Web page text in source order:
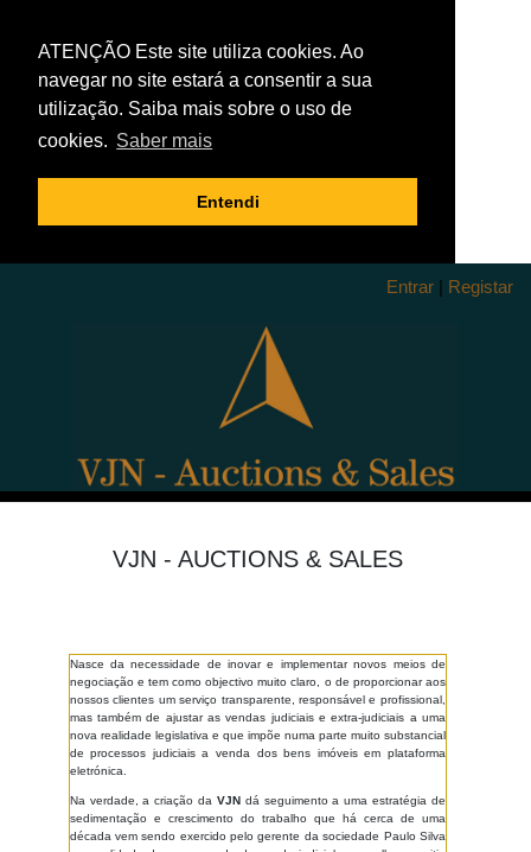
ATENÇÃO Este site utiliza cookies. Ao
navegar no site estará a consentir a sua
utilização. Saiba mais sobre o uso de
cookies. Saber mais
Entendi
Entrar | Registar
VJN - AUCTIONS & SALES
Nasce da necessidade de inovar e implementar novos meios de
negociação e tem como objectivo muito claro, o de proporcionar aos
nossos clientes um serviço transparente, responsável e profissional,
mas também de ajustar as vendas judiciais e extra-judiciais a uma
nova realidade legislativa e que impõe numa parte muito substancial
de processos judiciais a venda dos bens imóveis em plataforma
eletrónica.
Na verdade, a criação da VJN dá seguimento a uma estratégia de
sedimentação e crescimento do trabalho que há cerca de uma
década vem sendo exercido pelo gerente da sociedade Paulo Silva